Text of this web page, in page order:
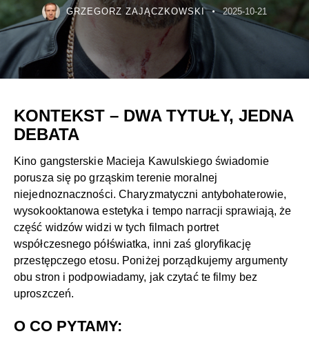
GRZEGORZ ZAJĄCZKOWSKI 2025-10-21
KONTEKST – DWA TYTUŁY, JEDNA
DEBATA
Kino gangsterskie Macieja Kawulskiego świadomie
porusza się po grząskim terenie moralnej
niejednoznaczności. Charyzmatyczni antybohaterowie,
wysokooktanowa estetyka i tempo narracji sprawiają, że
część widzów widzi w tych filmach portret
współczesnego półświatka, inni zaś gloryfikację
przestępczego etosu. Poniżej porządkujemy argumenty
obu stron i podpowiadamy, jak czytać te filmy bez
uproszczeń.
O CO PYTAMY: